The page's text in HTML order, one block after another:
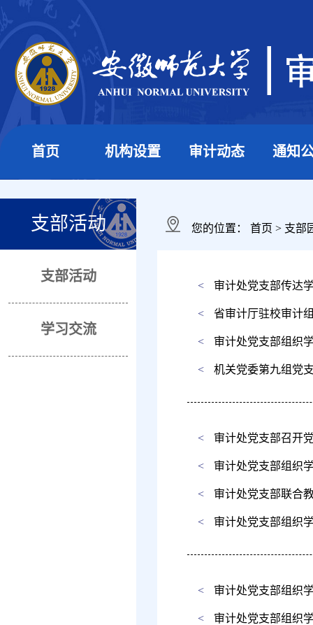
首页 机构设置 审计动态 通知
支部活动 您的位置： 首页 > 支部
支部活动
学习交流
< 审计处党支部传达
< 省审计厅驻校审计
< 审计处党支部组织
< 机关党委第九组党
< 审计处党支部召开
< 审计处党支部组织
< 审计处党支部联合
< 审计处党支部组织
< 审计处党支部组织
< 审计处党支部组织学